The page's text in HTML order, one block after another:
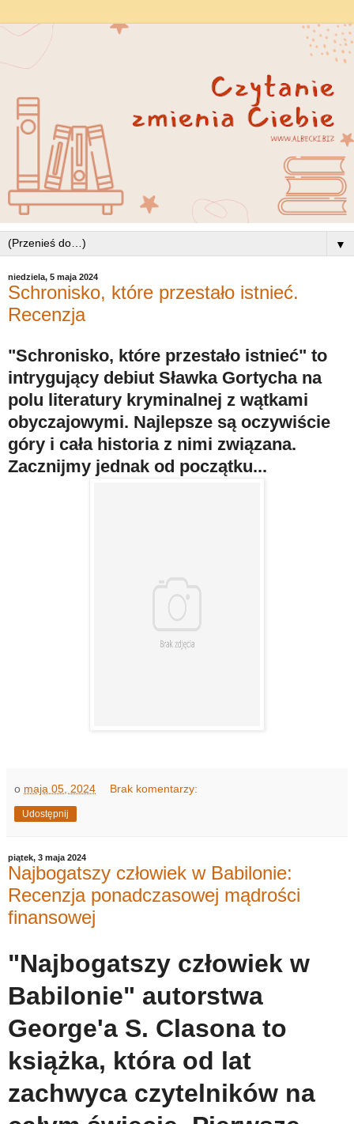
▼
niedziela, 5 maja 2024
Schronisko, które przestało istnieć.
Recenzja
"Schronisko, które przestało istnieć" to
intrygujący debiut Sławka Gortycha na
polu literatury kryminalnej z wątkami
obyczajowymi. Najlepsze są oczywiście
góry i cała historia z nimi związana.
Zacznijmy jednak od początku...
o maja 05, 2024 Brak komentarzy:
Udostępnij
piątek, 3 maja 2024
Najbogatszy człowiek w Babilonie:
Recenzja ponadczasowej mądrości
finansowej
"Najbogatszy człowiek w
Babilonie" autorstwa
George'a S. Clasona to
książka, która od lat
zachwyca czytelników na